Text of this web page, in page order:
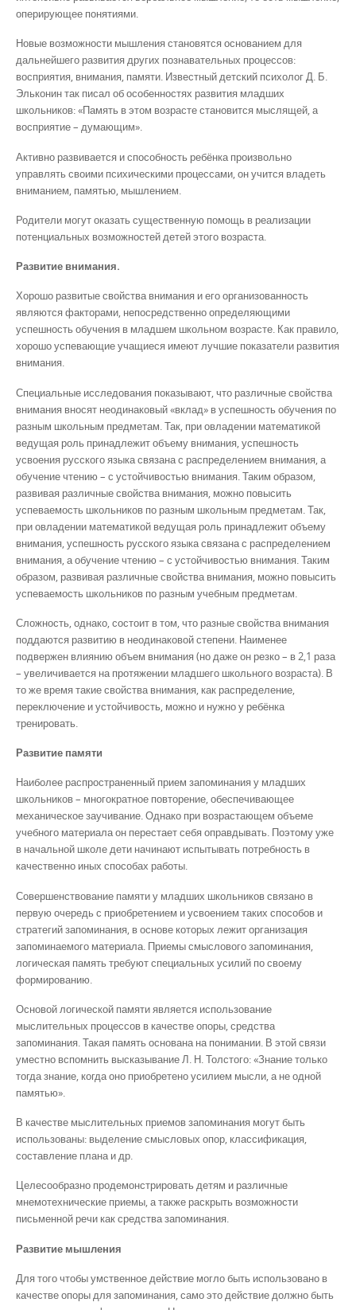
оперирующее понятиями.
Новые возможности мышления становятся основанием для
дальнейшего развития других познавательных процессов:
восприятия, внимания, памяти. Известный детский психолог Д. Б.
Эльконин так писал об особенностях развития младших
школьников: «Память в этом возрасте становится мыслящей, а
восприятие – думающим».
Активно развивается и способность ребёнка произвольно
управлять своими психическими процессами, он учится владеть
вниманием, памятью, мышлением.
Родители могут оказать существенную помощь в реализации
потенциальных возможностей детей этого возраста.
Развитие внимания.
Хорошо развитые свойства внимания и его организованность
являются факторами, непосредственно определяющими
успешность обучения в младшем школьном возрасте. Как правило,
хорошо успевающие учащиеся имеют лучшие показатели развития
внимания.
Специальные исследования показывают, что различные свойства
внимания вносят неодинаковый «вклад» в успешность обучения по
разным школьным предметам. Так, при овладении математикой
ведущая роль принадлежит объему внимания, успешность
усвоения русского языка связана с распределением внимания, а
обучение чтению – с устойчивостью внимания. Таким образом,
развивая различные свойства внимания, можно повысить
успеваемость школьников по разным школьным предметам. Так,
при овладении математикой ведущая роль принадлежит объему
внимания, успешность русского языка связана с распределением
внимания, а обучение чтению – с устойчивостью внимания. Таким
образом, развивая различные свойства внимания, можно повысить
успеваемость школьников по разным учебным предметам.
Сложность, однако, состоит в том, что разные свойства внимания
поддаются развитию в неодинаковой степени. Наименее
подвержен влиянию объем внимания (но даже он резко – в 2,1 раза
– увеличивается на протяжении младшего школьного возраста). В
то же время такие свойства внимания, как распределение,
переключение и устойчивость, можно и нужно у ребёнка
тренировать.
Развитие памяти
Наиболее распространенный прием запоминания у младших
школьников – многократное повторение, обеспечивающее
механическое заучивание. Однако при возрастающем объеме
учебного материала он перестает себя оправдывать. Поэтому уже
в начальной школе дети начинают испытывать потребность в
качественно иных способах работы.
Совершенствование памяти у младших школьников связано в
первую очередь с приобретением и усвоением таких способов и
стратегий запоминания, в основе которых лежит организация
запоминаемого материала. Приемы смыслового запоминания,
логическая память требуют специальных усилий по своему
формированию.
Основой логической памяти является использование
мыслительных процессов в качестве опоры, средства
запоминания. Такая память основана на понимании. В этой связи
уместно вспомнить высказывание Л. Н. Толстого: «Знание только
тогда знание, когда оно приобретено усилием мысли, а не одной
памятью».
В качестве мыслительных приемов запоминания могут быть
использованы: выделение смысловых опор, классификация,
составление плана и др.
Целесообразно продемонстрировать детям и различные
мнемотехнические приемы, а также раскрыть возможности
письменной речи как средства запоминания.
Развитие мышления
Для того чтобы умственное действие могло быть использовано в
качестве опоры для запоминания, само это действие должно быть